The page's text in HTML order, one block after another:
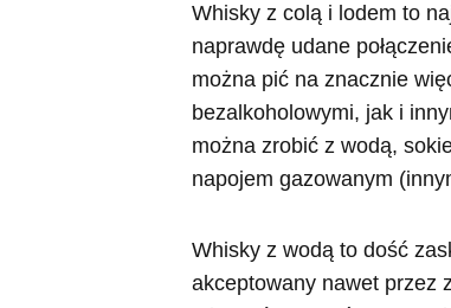
Whisky z colą i lodem to
naprawdę udane
można pić na znacznie
bezalkoholowymi, jak i
można zrobić z wodą,
napojem gazowanym
Whisky z wodą to dość
akceptowany nawet przez